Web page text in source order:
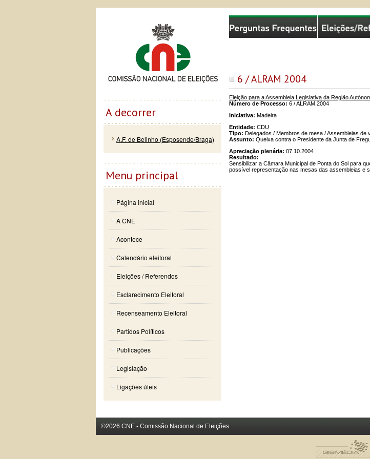
6 / ALRAM 2004
Eleição para a Assembleia Legislativa da Região
Número de Processo: 6 / ALRAM 2004
Iniciativa: Madeira
Entidade: CDU
Tipo: Delegados / Membros de mesa / Assembleias de
Assunto: Queixa contra o Presidente da Junta de
Apreciação plenária: 07.10.2004
Resultado:
Sensibilizar a Câmara Municipal de Ponta do Sol para
possível representação nas mesas das assembleias e
Comissão Nacional de Eleições
A decorrer
A.F. de Belinho (Esposende/Braga)
Menu principal
Página inicial
A CNE
Acontece
Calendário eleitoral
Eleições / Referendos
Esclarecimento Eleitoral
Recenseamento Eleitoral
Partidos Políticos
Publicações
Legislação
Ligações úteis
©2026 CNE - Comissão Nacional de Eleições